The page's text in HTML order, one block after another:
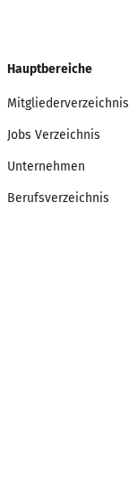
Hauptbereiche
Mitgliederverzeichnis
Jobs Verzeichnis
Unternehmen
Berufsverzeichnis